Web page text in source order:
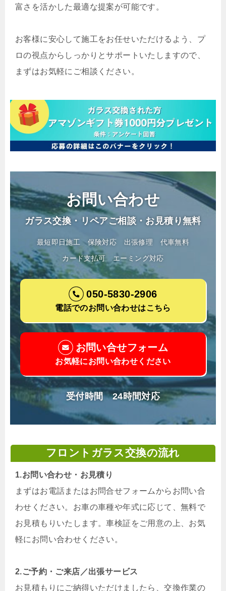
富さを活かした最適な提案が可能です。
お客様に安心して施工をお任せいただけるよう、プ
ロの視点からしっかりとサポートいたしますので、
まずはお気軽にご相談ください。
お問い合わせ
ガラス交換・リペアご相談・お見積り無料
最短即日施工 保険対応 出張修理
代車無料
カード支払可
エーミング対応
050-5830-2906
電話でのお問い合わせはこちら
お問い合せフォーム
お気軽にお問い合わせください
受付時間 24時間対応
フロントガラス交換の流れ
1.お問い合わせ・お見積り
まずはお電話またはお問合せフォームからお問い合
わせください。お車の車種や年式に応じて、無料で
お見積もりいたします。車検証をご用意の上、お気
軽にお問い合わせください。
2.ご予約・ご来店／出張サービス
お見積もりにご納得いただけましたら、交換作業の